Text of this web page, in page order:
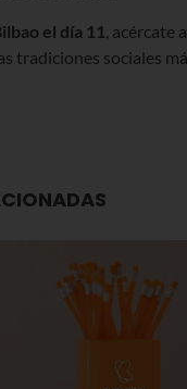
el día 11, acércate
tradiciones sociales